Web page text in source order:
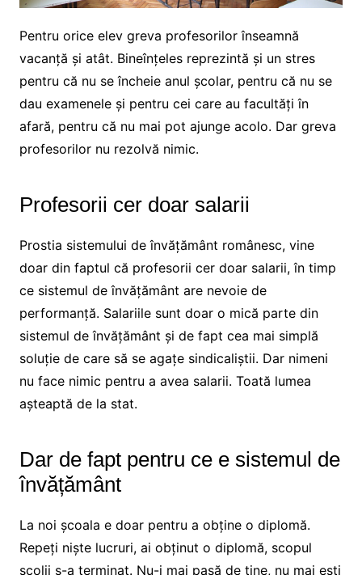
Pentru orice elev greva profesorilor înseamnă
vacanță și atât. Bineînțeles reprezintă și un stres
pentru că nu se încheie anul școlar, pentru că nu se
dau examenele și pentru cei care au facultăți în
afară, pentru că nu mai pot ajunge acolo. Dar greva
profesorilor nu rezolvă nimic.
Profesorii cer doar salarii
Prostia sistemului de învățământ românesc, vine
doar din faptul că profesorii cer doar salarii, în timp
ce sistemul de învățământ are nevoie de
performanță. Salariile sunt doar o mică parte din
sistemul de învățământ și de fapt cea mai simplă
soluție de care să se agațe sindicaliștii. Dar nimeni
nu face nimic pentru a avea salarii. Toată lumea
așteaptă de la stat.
Dar de fapt pentru ce e sistemul de
învățământ
La noi școala e doar pentru a obține o diplomă.
Repeți niște lucruri, ai obținut o diplomă, scopul
școlii s-a terminat. Nu-i mai pasă de tine, nu mai ești